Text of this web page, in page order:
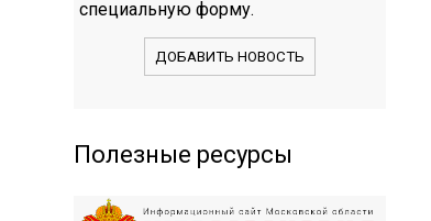
специальную форму.
ДОБАВИТЬ НОВОСТЬ
Полезные ресурсы